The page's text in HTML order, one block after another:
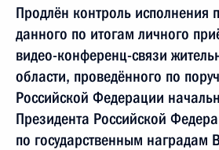
Продлён контроль исполнения
данного по итогам личного
видео-конференц-связи
области, проведённого по
Российской Федерации
Президента Российской
по государственным наградам